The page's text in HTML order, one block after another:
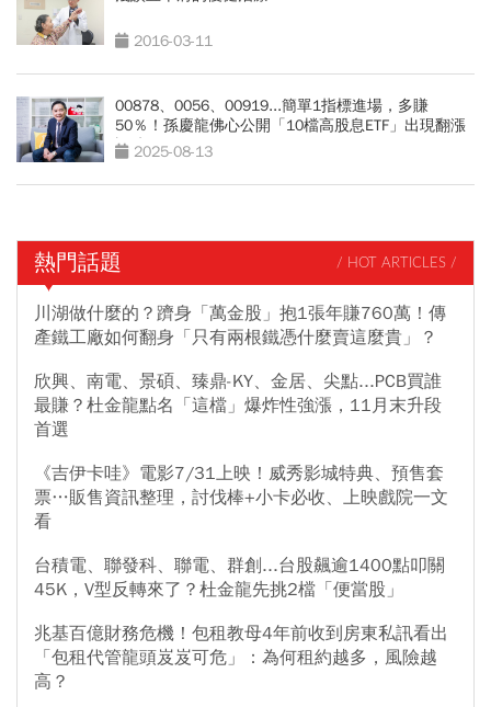
2016-03-11
00878、0056、00919...簡單1指標進場，多賺
50％！孫慶龍佛心公開「10檔高股息ETF」出現翻漲
訊號2025-08-13
熱門話題 / HOT ARTICLES /
川湖做什麼的？躋身「萬金股」抱1張年賺760萬！傳
產鐵工廠如何翻身「只有兩根鐵憑什麼賣這麼貴」？
欣興、南電、景碩、臻鼎-KY、金居、尖點...PCB買誰
最賺？杜金龍點名「這檔」爆炸性強漲，11月末升段
首選
《吉伊卡哇》電影7/31上映！威秀影城特典、預售套
票…販售資訊整理，討伐棒+小卡必收、上映戲院一文
看
台積電、聯發科、聯電、群創...台股飆逾1400點叩關
45K，V型反轉來了？杜金龍先挑2檔「便當股」
兆基百億財務危機！包租教母4年前收到房東私訊看出
「包租代管龍頭岌岌可危」：為何租約越多，風險越
高？